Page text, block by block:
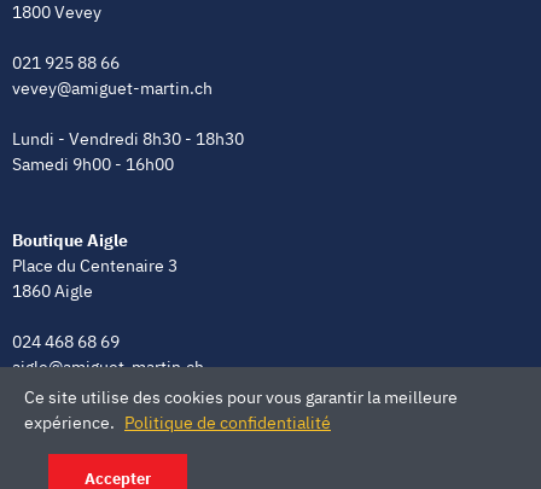
1800 Vevey
021 925 88 66
vevey@amiguet-martin.ch
Lundi - Vendredi 8h30 - 18h30
Samedi 9h00 - 16h00
Boutique Aigle
Place du Centenaire 3
1860 Aigle
024 468 68 69
aigle@amiguet-martin.ch
Lundi - Vendredi 8h00 - 12h00 | 13h30 - 18h30
Ce site utilise des cookies pour vous garantir la meilleure
expérience. Politique de confidentialité
Accepter